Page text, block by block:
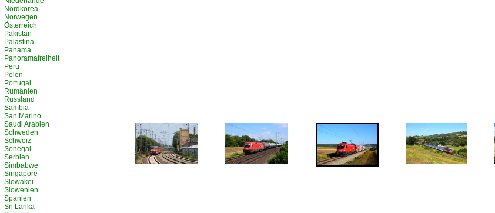
Nordkorea
Norwegen
Österreich
Pakistan
Palästina
Panama
Panoramafreiheit
Peru
Polen
Portugal
Rumänien
Russland
Sambia
San Marino
Saudi Arabien
Schweden
Schweiz
Senegal
Serbien
Simbabwe
Singapore
Slowakei
Slowenien
Spanien
Sri Lanka